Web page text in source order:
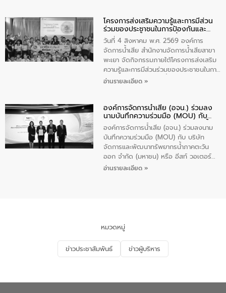
“ชุมชนร่วมใจ น้ำใสยั่งยืน” ได้บรรยายให้
ความรู้เกี่ยวกับการจัดการน้ำเสียและการใช้
ถังดักไขมันให้แก่นักเรียนโรงเรียนวัดบ่อ
(นันทวิทยา) เทศบาลนครปากเกร็ด อำเภอ
ปากเกร็ด จังหวัดนนทบุรี จำนวน 30 คน
โครงการส่งเสริมความรู้และการมีส่วน
ร่วมของประชาชนในการป้องกันและ
แก้ไขปัญหาน้ำเสียอย่างยั่งยืน
วันที่ 4 สิงหาคม พ.ศ. 2569 องค์การ
จัดการน้ำเสีย สำนักงานจัดการน้ำเสียสาขา
พะเยา จัดกิจกรรมภายใต้โครงการส่งเสริม
ความรู้และการมีส่วนร่วมของประชาชนในการ
ป้องกันและแก้ไขปัญหาน้ำเสียอย่างยั่งยืน
ชุมชนและการบำบัดน้ำเสียเบื้องต้น ให้กับ
นักเรียนชั้นประถมศึกษาปีที่ 5 โรงเรียน
เทศบาล 1 (พะเยาประชานุกูล) จำนวน 30
คน
อ่านรายละเอียด »
องค์การจัดการน้ำเสีย (อจน.) ร่วมลง
นามบันทึกความร่วมมือ (MOU) กับ
บริษัท จัดการและพัฒนาทรัพยากรน้ำ
ภาคตะวันออก จำกัด (มหาชน) หรือ อีส
ท์ วอเตอร์
องค์การจัดการน้ำเสีย (อจน.) ร่วมลงนาม
บันทึกความร่วมมือ (MOU) กับ บริษัท
จัดการและพัฒนาทรัพยากรน้ำภาคตะวัน
ออก จำกัด (มหาชน) หรือ อีสท์ วอเตอร์
เมื่อวันอังคารที่ 4 สิงหาคม 2569 ณ ห้อง
ด้านน้ำของประเทศ และเตรียมความพร้อม
รองรับการเติบโตของเมือง รวมถึงการ
ลงทุนในอุตสาหกรรมแห่งอนาคต ตลอดจน
มุ่งตอบโจทย์ความท้าทายจากวิกฤตการ
ในครั้งนี้เป็นการดึงจุดแข็งและความ
อ่านรายละเอียด »
หมวดหมู่
ข่าวประชาสัมพันธ์ ข่าวผู้บริหาร